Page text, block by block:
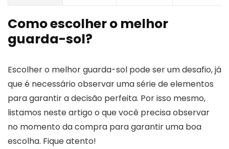
Como escolher o melhor
guarda-sol?
Escolher o melhor guarda-sol pode ser um desafio, já
que é necessário observar uma série de elementos
para garantir a decisão perfeita. Por isso mesmo,
listamos neste artigo o que você precisa observar
no momento da compra para garantir uma boa
escolha. Fique atento!